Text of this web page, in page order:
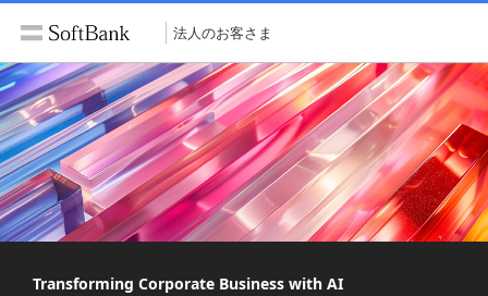
法人のお客さま
Transforming Corporate Business with AI